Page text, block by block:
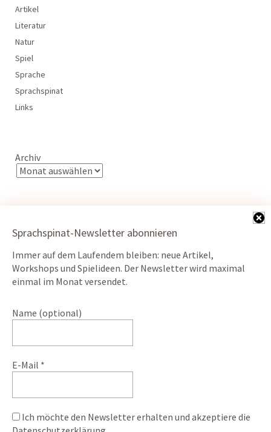
Artikel
Literatur
Natur
Spiel
Sprache
Sprachspinat
Links
Archiv
Kontakt
Datenschutz
© 2026 Sprache Spiel Natur.Powered byWordPress
Sprachspinat-Newsletter abonnieren
Immer auf dem Laufendem bleiben: neue Artikel,
Workshops und Spielideen. Der Newsletter wird maximal
einmal im Monat versendet.
Name (optional)
E-Mail *
Ich möchte den Newsletter erhalten und akzeptiere die